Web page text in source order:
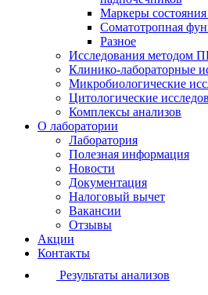
Маркеры
Соматотропная
Разное
Исследования методом
Клинико-лабораторные
Микробиологические
Цитологические
Комплексы анализов
О лаборатории
Лаборатория
Полезная информация
Новости
Документация
Налоговый вычет
Вакансии
Отзывы
Акции
Контакты
Результаты анализов